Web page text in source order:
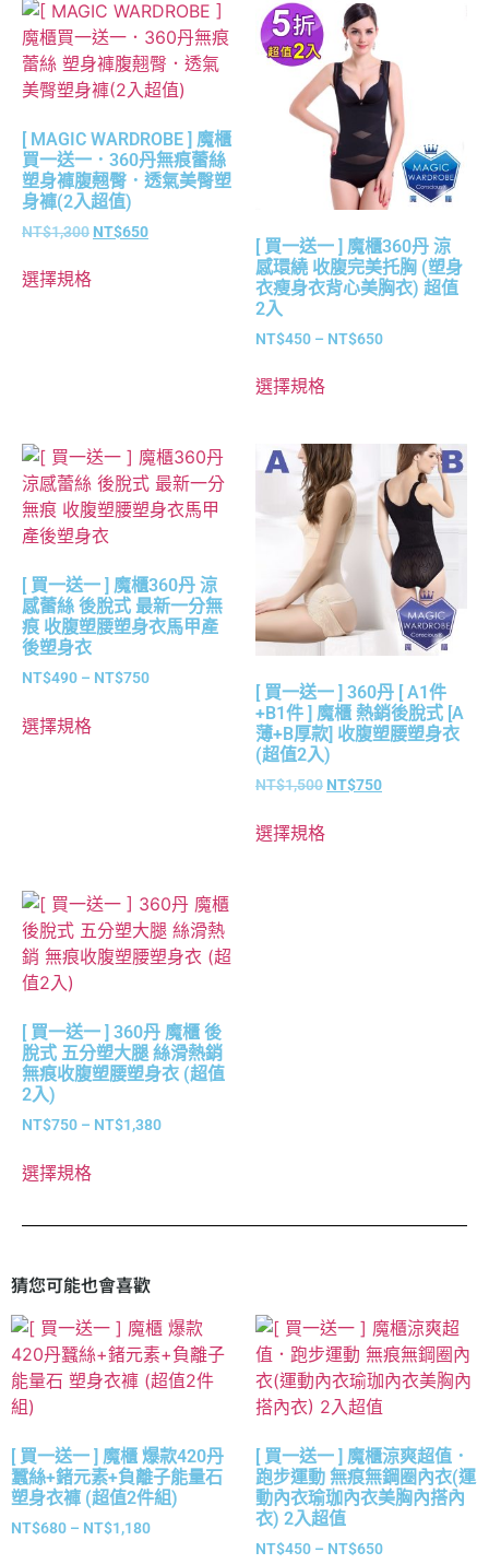
[ MAGIC WARDROBE ] 魔櫃
買一送一．360丹無痕蕾絲
塑身褲腹翹臀．透氣美臀塑
身褲(2入超值)
NT$1,300 NT$650
選擇規格
[ 買一送一 ] 魔櫃360丹 涼
感環繞 收腹完美托胸 (塑身
衣瘦身衣背心美胸衣) 超值
2入
NT$450 – NT$650
選擇規格
[ 買一送一 ] 魔櫃360丹 涼
感蕾絲 後脫式 最新一分無
痕 收腹塑腰塑身衣馬甲產
後塑身衣
NT$490 – NT$750
選擇規格
[ 買一送一 ] 360丹 [ A1件
+B1件 ] 魔櫃 熱銷後脫式 [A
薄+B厚款] 收腹塑腰塑身衣
(超值2入)
NT$1,500 NT$750
選擇規格
[ 買一送一 ] 360丹 魔櫃 後
脫式 五分塑大腿 絲滑熱銷
無痕收腹塑腰塑身衣 (超值
2入)
NT$750 – NT$1,380
選擇規格
猜您可能也會喜歡
[ 買一送一 ] 魔櫃 爆款420丹
蠶絲+鍺元素+負離子能量石
塑身衣褲 (超值2件組)
NT$680 – NT$1,180
[ 買一送一 ] 魔櫃涼爽超值．
跑步運動 無痕無鋼圈內衣(運
動內衣瑜珈內衣美胸內搭內
衣) 2入超值
NT$450 – NT$650